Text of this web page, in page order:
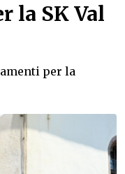
la SK Val
per la